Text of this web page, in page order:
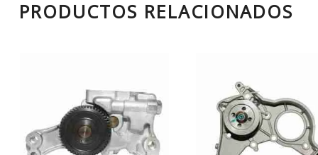
PRODUCTOS RELACIONADOS